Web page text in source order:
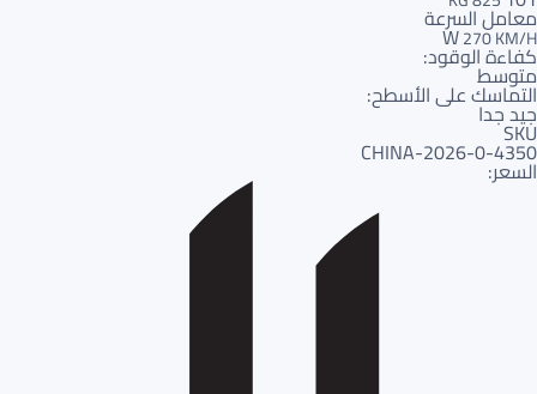
معامل السرعة
W270 KM/H
كفاءة الوقود:
متوسط
التماسك على الأسطح:
جيد جدا
SKU
4350-CHINA-2026-0
السعر: